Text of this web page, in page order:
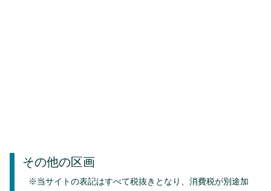
その他の区画
※当サイトの表記はすべて税抜きとなり、消費税が別途加